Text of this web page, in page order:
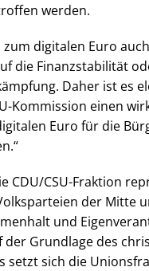
werden.
digitalen Euro
die Finanzstabilität
Daher ist es
Kommission einen
Euro für die
CDU/CSU-Fraktion
der Mitte
und
der Grundlage des
setzt sich die